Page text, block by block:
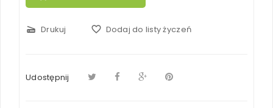
scanner Drukuj favorite_border Dodaj do listy życzeń
Udostępnij